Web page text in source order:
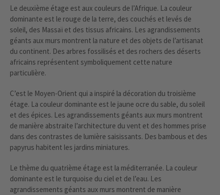
Le deuxième étage est aux couleurs de l’Afrique. La couleur
dominante est le rouge de la terre, des couchés et levés de
soleil, des Massaï et des tissus africains. Les agrandissements
géants aux murs montrent la nature et des objets de l’artisanat
du continent. Des arbres fossilisés et des rochers des déserts
africains représentent symboliquement cette nature
particulière.
C’est le Moyen-Orient qui a inspiré la décoration du troisième
étage. La couleur dominante est le jaune ocre du sable, du soleil
et des épices. Les agrandissements géants aux murs montrent
de manière abstraite l’architecture du vent et des hommes prise
dans des contrastes de lumière saisissants. Des bambous et des
papyrus habitent les jardins miniatures.
Le thème du quatrième étage est la méditerranée. La couleur
dominante est le turquoise du ciel et de l’eau. Les
agrandissements géants aux murs montrent de manière